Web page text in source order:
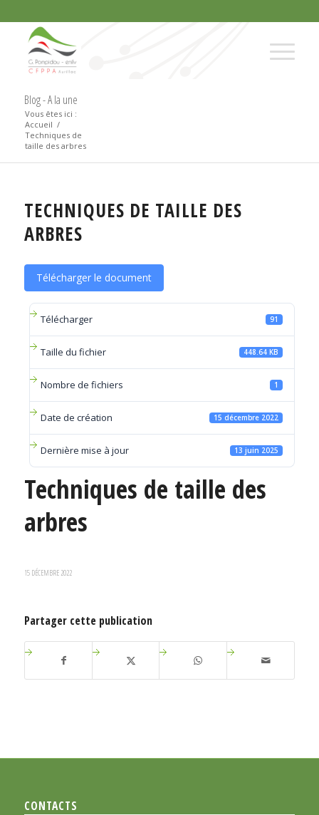
Blog - A la une
Vous êtes ici :
Accueil /
Techniques de
taille des arbres
TECHNIQUES DE TAILLE DES
ARBRES
Télécharger le document
Télécharger 91
Taille du fichier 448.64 KB
Nombre de fichiers 1
Date de création 15 décembre 2022
Dernière mise à jour 13 juin 2025
Techniques de taille des
arbres
15 DÉCEMBRE 2022
Partager cette publication
CONTACTS